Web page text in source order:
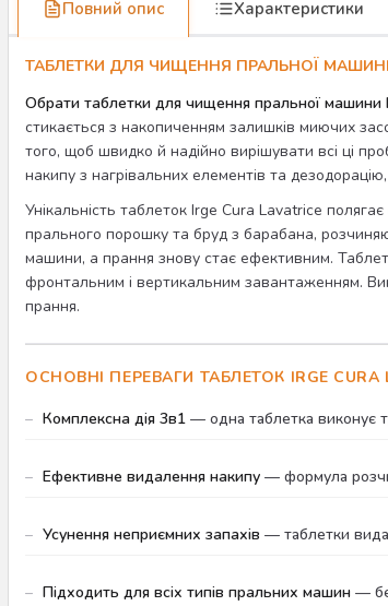
Повний опис Характеристики
ТАБЛЕТКИ ДЛЯ ЧИЩЕННЯ ПРАЛЬНОЇ МАШИНИ
Обрати таблетки для чищення пральної машини
стикається з накопиченням залишків миючих
того, щоб швидко й надійно вирішувати всі ці
накипу з нагрівальних елементів та
Унікальність таблеток Irge Cura Lavatrice
прального порошку та бруд з барабана,
машини, а прання знову стає ефективним.
фронтальним і вертикальним завантаженням.
прання.
ОСНОВНІ ПЕРЕВАГИ ТАБЛЕТОК IRGE CURA
Комплексна дія 3в1 — одна таблетка виконує
Ефективне видалення накипу — формула
Усунення неприємних запахів — таблетки
Підходить для всіх типів пральних машин —